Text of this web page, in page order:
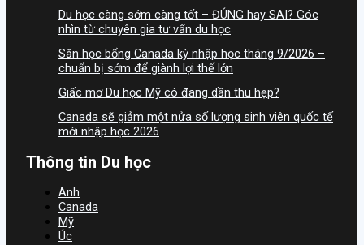
Du học càng sớm càng tốt – ĐÚNG hay SAI? Góc
nhìn từ chuyên gia tư vấn du học
Săn học bổng Canada kỳ nhập học tháng 9/2026 –
chuẩn bị sớm để giành lợi thế lớn
Giấc mơ Du học Mỹ có đang dần thu hẹp?
Canada sẽ giảm một nửa số lượng sinh viên quốc tế
mới nhập học 2026
Thông tin Du học
Anh
Canada
Mỹ
Úc